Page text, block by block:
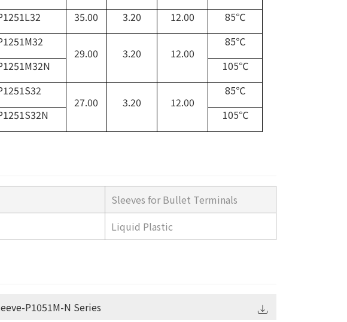
35.00 3.20 12.00
85℃
29.00
3.20 12.00
85℃
105℃
27.00
3.20 12.00
85℃
105℃
Sleeves for Bullet Terminals
Liquid Plastic
P1051M-N Series